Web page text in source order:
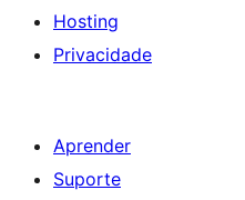
Hosting
Privacidade
Aprender
Suporte